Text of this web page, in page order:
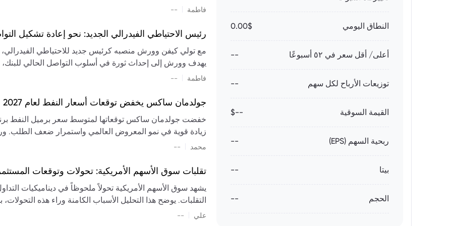
النطاق اليومي 0.00$
أعلى/ أقل سعر في ٥٢ أسبوعًا --
توزيعات الأرباح لكل سهم --
القيمة السوقية --$
ربحية السهم (EPS) --
بيتا --
الحجم --
تشكيل تقييم الصناعة، مع توقعات بارتفاع مستمر في الأسعار
فاطمة --
رئيس الاحتياطي الفيدرالي الجديد: نحو إعادة تشكيل
مع تولي كيفن وورش منصبه كرئيس جديد للاحتياطي الفيدرالي،
يهدف وورش إلى إحداث ثورة في أسلوب التواصل الحالي للبنك،
السياسة ويمنح البنك المركزي دوراً مبالغاً فيه. يسعى إلى
فاطمة --
جولدمان ساكس يخفض توقعات أسعار النفط لعام 2027 وسط تغيرات في العرض والطلب
زيادة قوية في نمو المعروض العالمي واستمرار ضعف الطلب.
العالمية في الربع الثاني
سابقًا. من المتوقع عودة صادرات دول الخليج إلى طبيعتها
عدم اليقين الجيوسياسي يمكن أن يؤدي إلى تقلبات سعرية
استمرار الاضطرابات، وسيناريوهات لانخفاض الأسعار في
إضافي.
محمد --
تقلبات سوق الأسهم الأمريكية: تحولات وتوقعات
يشهد سوق الأسهم الأمريكية تحولاً ملحوظاً في ديناميكيات
التقلبات. يوضح هذا التحليل الأسباب الكامنة وراء هذه
علي --